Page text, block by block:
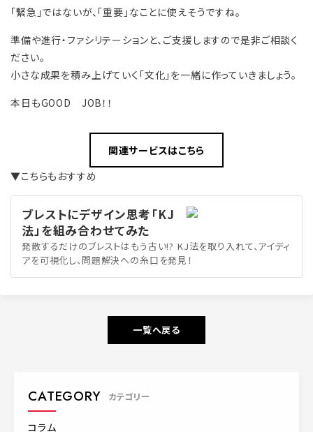
「緊急」ではないが、「重要」なことに使えそうですね。
準備や進行・ファシリテーションと、ご支援しますので是非ご相談く
ださい。
小さな成果を積み上げていく「文化」を一緒に作っていきましょう。
本日もGOOD JOB！！
関連サービスはこちら
▼こちらもおすすめ
ブレストにデザイン思考「KJ
法」を組み合わせてみた
発散するだけのブレストはもう古い!? KJ法を取り入れて、アイディ
アを可視化し、問題解決への糸口を発見！
一覧へ戻る
CATEGORY カテゴリー
コラム